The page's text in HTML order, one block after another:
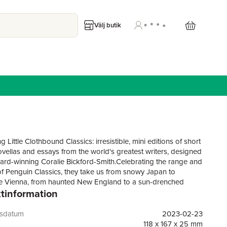
Välj butik
Little Clothbound Classics: irresistible, mini editions of short
and essays from the world's greatest writers, designed
winning Coralie Bickford-Smith.Celebrating the range and
Penguin Classics, they take us from snowy Japan to
Vienna, from haunted New England to a sun-drenched
island, and from a game of chess on the ocean to a love
bound in colourful, tactile cloth and stamped with
bored and bourgeoise, Sabina leads a double life inspired
2023-02-23
118 x 167 x 25 mm